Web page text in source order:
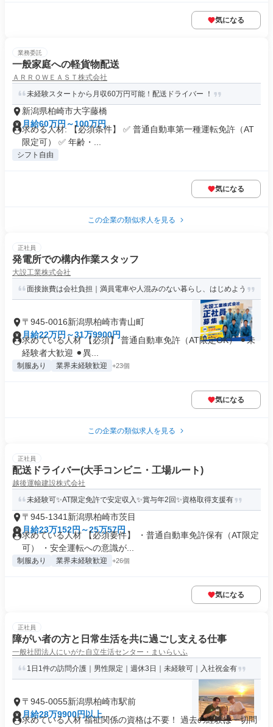
気になる
業務委託
一般家庭への軽貨物配送
ＡＲＲＯＷＥＡＳＴ株式会社
未経験スタートから月収60万円可能！配送ドライバー ！
新潟県柏崎市大字藤橋
月給60万円～100万円
求める人材: 【必須条件】 ✅ 普通自動車第一種運転免許（AT
限定可） ✅ 年齢・...
シフト自由
気になる
この企業の類似求人を見る
正社員
発電所での構内作業スタッフ
大設工業株式会社
面接旅費は会社負担｜満員電車や人混みのない暮らし、はじめよう
〒945-0016新潟県柏崎市青山町
月給22万円～31万9900円
求めている人材 【必須】 普通自動車免許（AT限定OK） ⚫︎未
経験者大歓迎 ⚫︎異...
制服あり 業界未経験歓迎 +23個
気になる
この企業の類似求人を見る
正社員
配送ドライバー(大手コンビニ・工場ルート)
越後運輸建設株式会社
未経験可✨AT限定免許で安定収入✨賞与年2回✨資格取得支援有
〒945-1341新潟県柏崎市茨目
月給23万152円～25万57円
求めている人材 【必須要件】 ・普通自動車免許保有（AT限定
可） ・安全運転への意識が...
制服あり 業界未経験歓迎 +26個
気になる
正社員
障がい者の方と日常生活を共に過ごし支える仕事
一般社団法人にいがた自立生活センター・まいらいふ
1日1件の訪問介護｜男性限定｜週休3日｜未経験可｜入社祝金有
〒945-0055新潟県柏崎市駅前
月給28万9900円以上
求めている人材 福祉関係の資格は不要！ 過去の経験は一切問